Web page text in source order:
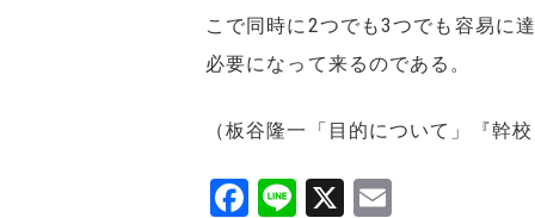
こで同時に2つでも3つでも容易に
必要になって来るのである。
（板谷隆一「目的について」『幹
F
Li X